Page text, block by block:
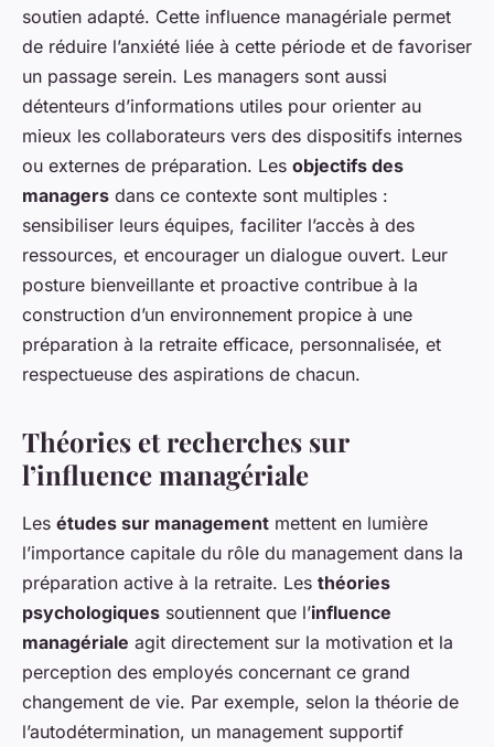
soutien adapté. Cette influence managériale permet
de réduire l’anxiété liée à cette période et de favoriser
un passage serein. Les managers sont aussi
détenteurs d’informations utiles pour orienter au
mieux les collaborateurs vers des dispositifs internes
ou externes de préparation. Les objectifs des
managers dans ce contexte sont multiples :
sensibiliser leurs équipes, faciliter l’accès à des
ressources, et encourager un dialogue ouvert. Leur
posture bienveillante et proactive contribue à la
construction d’un environnement propice à une
préparation à la retraite efficace, personnalisée, et
respectueuse des aspirations de chacun.
Théories et recherches sur
l’influence managériale
Les études sur management mettent en lumière
l’importance capitale du rôle du management dans la
préparation active à la retraite. Les théories
psychologiques soutiennent que l’influence
managériale agit directement sur la motivation et la
perception des employés concernant ce grand
changement de vie. Par exemple, selon la théorie de
l’autodétermination, un management supportif